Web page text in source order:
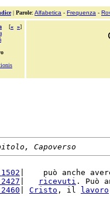
| Parole: Alfabetica - Frequenza -
[« »]
Capoverso
|    può anche
ricevuti . Può
Cristo , il lavoro